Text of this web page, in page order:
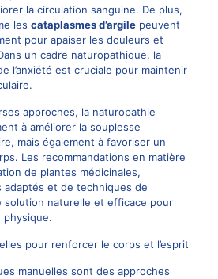
la circulation sanguine. De plus,
les cataplasmes d’argilepeuvent
pour apaiser les douleurs et
un cadre naturopathique, la
l’anxiété est cruciale pour maintenir
approches, la naturopathie
à améliorer la souplesse
mais également à favoriser un
Les recommandations en matière
de plantes médicinales,
adaptés et de techniques de
solution naturelle et efficace pour
pour renforcer le corps et l’esprit
manuelles sont des approches